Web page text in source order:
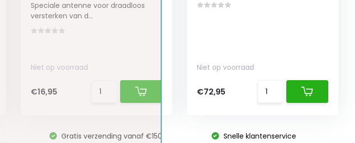
Speciale antenne voor draadloos
versterken van d...
Niet op voorraad
€16,95
Niet op voorraad
€72,95
Gratis verzending vanaf €150 Snelle klantenservice